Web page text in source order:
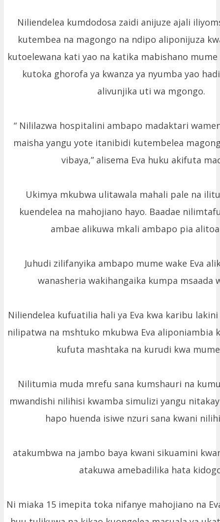
Niliendelea kumdodosa zaidi anijuze ajali
kutembea na magongo na ndipo aliponijuza
kutoelewana kati yao na katika mabishano
kutoka ghorofa ya kwanza ya nyumba yao
alivunjika uti wa mgongo.
“ Nililazwa hospitalini ambapo madaktari
maisha yangu yote itanibidi kutembelea
vibaya,” alisema Eva huku akifuta
Ukimya mkubwa ulitawala mahali pale na
kuendelea na mahojiano hayo. Baadae
ambae alikuwa mkali ambapo pia
Juhudi zilifanyika ambapo mume wake Eva
wanasheria wakihangaika kumpa msaada
Niliendelea kufuatilia hali ya Eva kwa karibu
nilipatwa na mshtuko mkubwa Eva aliponiambia
kufuta mashtaka na kurudi kwa
Nilitumia muda mrefu sana kumshauri na
mwandishi nilihisi kwamba simulizi yangu
hapo huenda isiwe nzuri sana kwani
atakumbwa na jambo baya kwani sikuamini
atakuwa amebadilika hata
Ni miaka 15 imepita toka nifanye mahojiano na